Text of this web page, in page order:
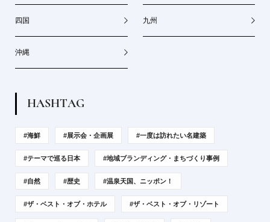
四国 九州
沖縄
HASHTAG
#海鮮 #展示会・企画展 #一度は訪れたい名建築
#テーマで巡る日本 #地域ブランディング・まちづくり事例
#自然 #歴史 #温泉天国、ニッポン！
#ザ・ベスト・オブ・ホテル #ザ・ベスト・オブ・リゾート